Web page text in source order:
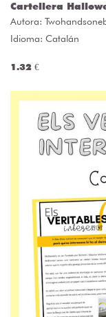
Cartellera
Autora:
Idioma: Catalán
1.32 €